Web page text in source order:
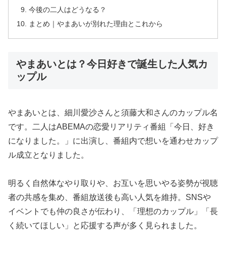
今後の二人はどうなる？
まとめ｜やまあいが別れた理由とこれから
やまあいとは？今日好きで誕生した人気カ
ップル
やまあいとは、細川愛沙さんと須藤大和さんのカップル名
です。二人はABEMAの恋愛リアリティ番組「今日、好き
になりました。」に出演し、番組内で想いを通わせカップ
ル成立となりました。
明るく自然体なやり取りや、お互いを思いやる姿勢が視聴
者の共感を集め、番組放送後も高い人気を維持。SNSや
イベントでも仲の良さが伝わり、「理想のカップル」「長
く続いてほしい」と応援する声が多く見られました。